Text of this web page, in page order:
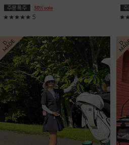
★★★★★ 5